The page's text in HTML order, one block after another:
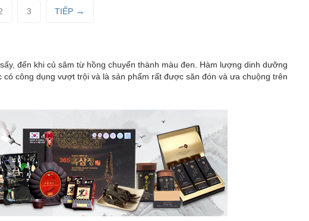
đến khi củ sâm từ hồng chuyển thành màu đen. Hàm lượng dinh dưỡng
công dụng vượt trội và là sản phẩm rất được săn đón và ưa chuộng trên
3 TIẾP